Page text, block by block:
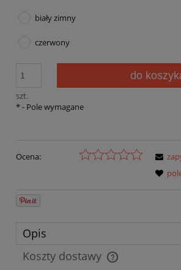
biały zimny
czerwony
szt.
do
*- Pole wymagane
Ocena:
Opis
Koszty dostawy
Cena nie zawiera ewentualnych kosztów